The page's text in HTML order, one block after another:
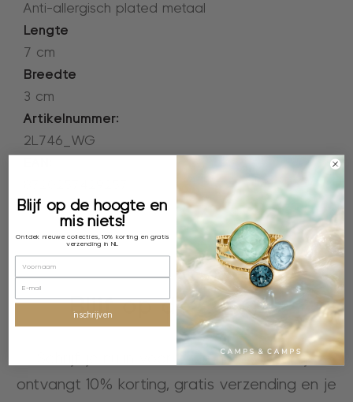
Anti-allergisch plated metaal
Lengte
7 cm
Breedte
3 cm
Artikelnummer:
2L746_WG
Blijf op de hoogte
Schrijf je nu in voor onze nieuwsbrief, je
ontvangt 10% korting, gratis verzending en je
Blijf op de hoogte en
mis niets!
Ontdek nieuwe collecties, 10% korting en gratis
verzending in NL
inschrijven